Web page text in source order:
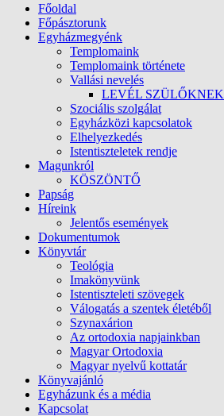
Főoldal
Főpásztorunk
Egyházmegyénk
Templomaink
Templomaink története
Vallási nevelés
LEVÉL SZÜLŐKNEK
Szociális szolgálat
Egyházközi kapcsolatok
Elhelyezkedés
Istentiszteletek rendje
Magunkról
KÖSZÖNTŐ
Papság
Híreink
Jelentős események
Dokumentumok
Könyvtár
Teológia
Imakönyvünk
Istentiszteleti szövegek
Válogatás a szentek életéből
Szynaxárion
Az ortodoxia napjainkban
Magyar Ortodoxia
Magyar nyelvű kottatár
Könyvajánló
Egyházunk és a média
Kapcsolat